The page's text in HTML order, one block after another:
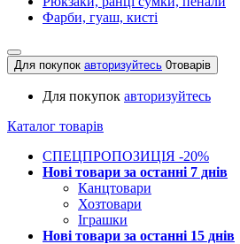
Фарби, гуаш, кисті
Для покупок авторизуйтесь 0товарів
Для покупок авторизуйтесь
Каталог товарів
СПЕЦПРОПОЗИЦІЯ -20%
Нові товари за останнi 7 днiв
Канцтовари
Хозтовари
Іграшки
Нові товари за останнi 15 днiв